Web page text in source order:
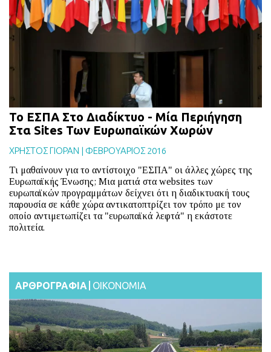
BLOG
ABOUT
ΕΠΙΚΟΙΝΩΝΙΑ
ΕΚΔΟΣΕΙΣ
Το ΕΣΠΑ Στο Διαδίκτυο - Μία Περιήγηση
Στα Sites Των Ευρωπαϊκών Χωρών
ΧΡΗΣΤΟΣ ΓΙΟΡΑΝ | ΦΕΒΡΟΥΑΡΙΟΣ 2016
Τι μαθαίνουν για το αντίστοιχο "ΕΣΠΑ" οι άλλες χώρες της
Ευρωπαϊκής Ένωσης; Μια ματιά στα websites των
ευρωπαϊκών προγραμμάτων δείχνει ότι η διαδικτυακή τους
παρουσία σε κάθε χώρα αντικατοπτρίζει τον τρόπο με τον
οποίο αντιμετωπίζει τα "ευρωπαϊκά λεφτά" η εκάστοτε
πολιτεία.
ΑΡΘΡΟΓΡΑΦΙΑ ΟΙΚΟΝΟΜΙΑ